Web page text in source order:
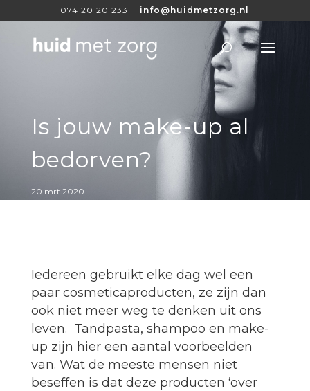
074 20 20 233 info@huidmetzorg.nl
Is jouw make-up al
bedorven?
20 mrt 2020
Iedereen gebruikt elke dag wel een
paar cosmeticaproducten, ze zijn dan
ook niet meer weg te denken uit ons
leven. Tandpasta, shampoo en make-
up zijn hier een aantal voorbeelden
van. Wat de meeste mensen niet
beseffen is dat deze producten ‘over